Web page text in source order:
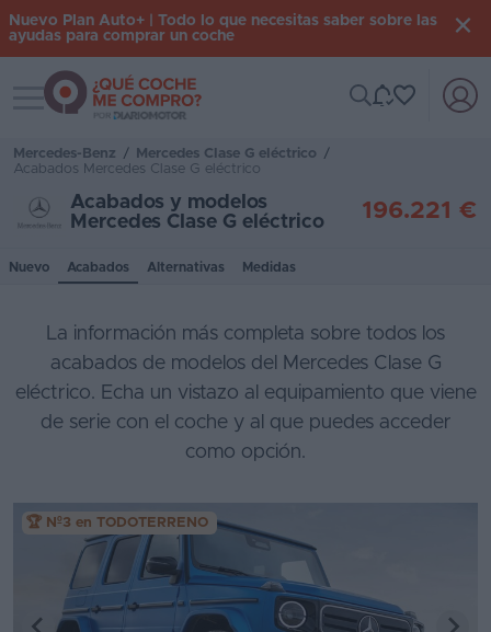
Iniciar
Inicio
Coches
Renting
Suscripción
Stock
Segunda
Eléctricos
Nuevo Plan Auto+ | Todo lo que necesitas saber sobre las
ayudas para comprar un coche
Toggle navigation
Mercedes-Benz / Mercedes Clase G eléctrico
/
Acabados Mercedes Clase G eléctrico
Acabados y modelos
Mercedes Clase G eléctrico
196.221 €
Nuevo Acabados Alternativas Medidas
La información más completa sobre todos los
acabados de modelos del Mercedes Clase G
eléctrico. Echa un vistazo al equipamiento que viene
de serie con el coche y al que puedes acceder
como opción.
🏆 Nº3 en TODOTERRENO